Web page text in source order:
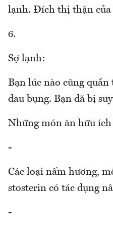
lạnh. Đích thị thận của
6.
Sợ lạnh:
Bạn lúc nào cũng
đau bụng. Bạn đã bị
Những món ăn hữu
-
Các loại nấm hương,
stosterin có tác dụng
-